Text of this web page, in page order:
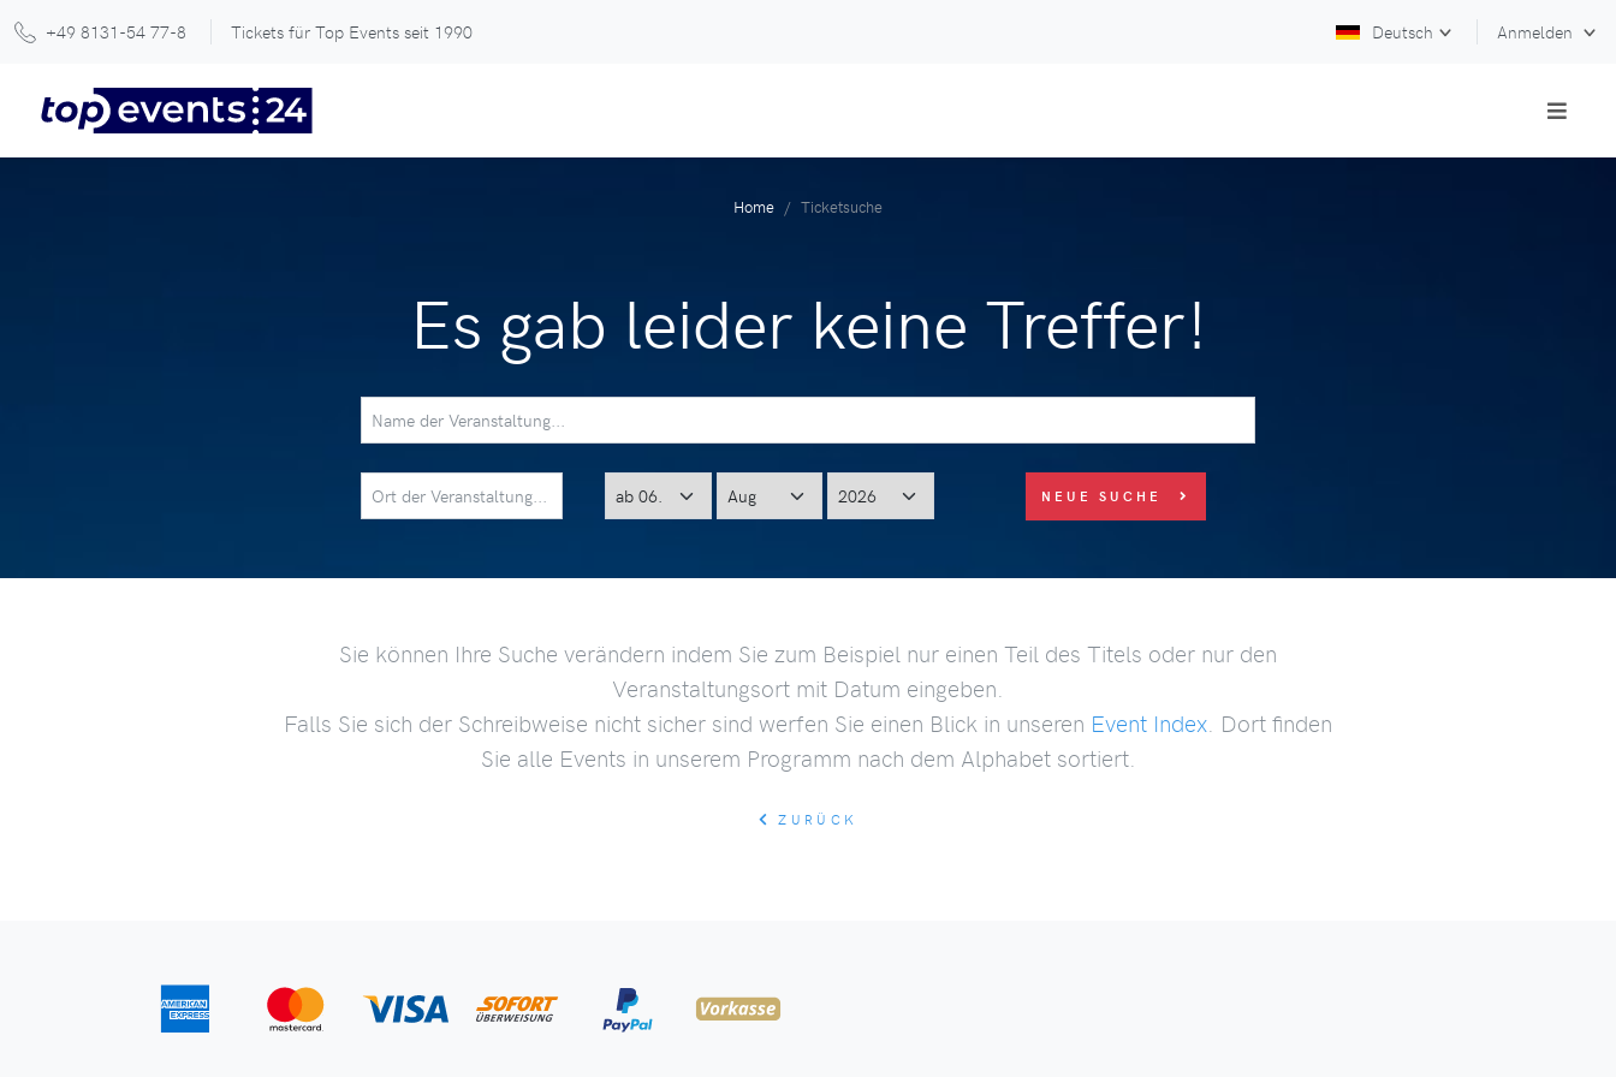
+49 8131-54 77-8 Tickets für Top Events seit 1990 Deutsch Anmelden
Home Ticketsuche
Es gab leider keine Treffer!
NEUE SUCHE
Sie können Ihre Suche verändern indem Sie zum Beispiel nur einen Teil des Titels oder nur den
Veranstaltungsort mit Datum eingeben.
Falls Sie sich der Schreibweise nicht sicher sind werfen Sie einen Blick in unseren Event Index. Dort finden
Sie alle Events in unserem Programm nach dem Alphabet sortiert.
ZURÜCK